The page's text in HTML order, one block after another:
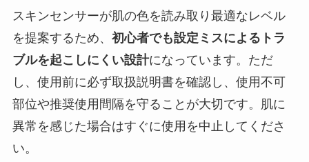
スキンセンサーが肌の色を読み取り最適なレベル
を提案するため、 初心者でも設定ミスによるトラ
ブルを起こしにくい設計になっています。ただ
し、使用前に必ず取扱説明書を確認し、使用不可
部位や推奨使用間隔を守ることが大切です。肌に
異常を感じた場合はすぐに使用を中止してくださ
い。